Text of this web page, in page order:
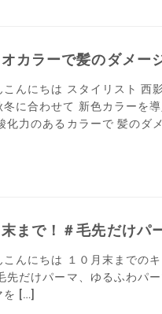
カラーで髪のダメー
こんにちは スタイリスト 西
冬に合わせて 新色カラーを
化力のあるカラーで 髪のダ
末まで！＃毛先だけ
こんにちは １０月末まで
先だけパーマ、ゆるふわパ
を […]